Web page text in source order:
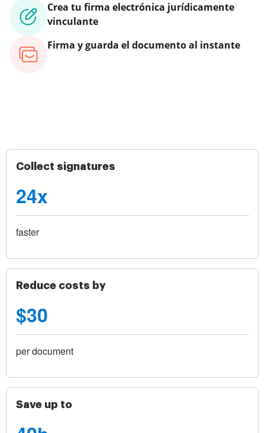
Crea tu firma electrónica jurídicamente
vinculante
Firma y guarda el documento al instante
Collect signatures
24x
faster
Reduce costs by
$30
per document
Save up to